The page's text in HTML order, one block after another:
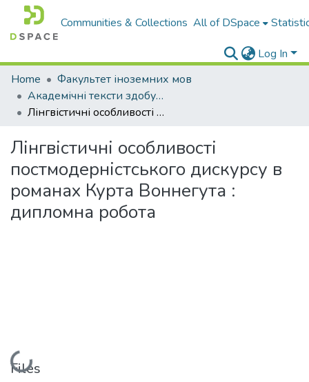
Communities & Collections All of DSpace
Log In
Home
Факультет іноземних мов
Академічні тексти здобувачів вищої освіти
Лінгвістичні особливості постмодерністського дискурсу в романах Курта Воннегута : дипломна робота
Лінгвістичні особливості
постмодерністського дискурсу в
романах Курта Воннегута :
дипломна робота
Loading...
Files